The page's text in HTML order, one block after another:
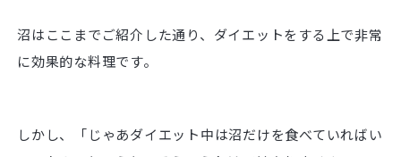
沼はここまでご紹介した通り、ダイエットをする上で非常
に効果的な料理です。
しかし、「じゃあダイエット中は沼だけを食べていればい